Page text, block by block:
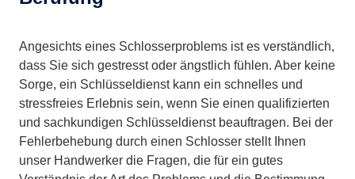
Angesichts eines Schlosserproblems ist es verständlich,
dass Sie sich gestresst oder ängstlich fühlen. Aber keine
Sorge, ein Schlüsseldienst kann ein schnelles und
stressfreies Erlebnis sein, wenn Sie einen qualifizierten
und sachkundigen Schlüsseldienst beauftragen. Bei der
Fehlerbehebung durch einen Schlosser stellt Ihnen
unser Handwerker die Fragen, die für ein gutes